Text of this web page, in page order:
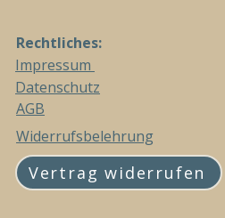
Rechtliches:
Impressum
Datenschutz
AGB
Widerrufsbelehrung
Vertrag widerrufen